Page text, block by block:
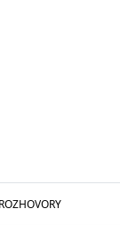
ROZHOVORY